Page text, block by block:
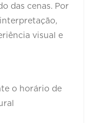
das cenas. Por
visual e
o horário de